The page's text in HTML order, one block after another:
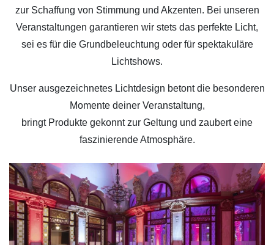
zur Schaffung von Stimmung und Akzenten. Bei unseren
Veranstaltungen garantieren wir stets das perfekte Licht,
sei es für die Grundbeleuchtung oder für spektakuläre
Lichtshows.
Unser ausgezeichnetes Lichtdesign betont die besonderen
Momente deiner Veranstaltung,
bringt Produkte gekonnt zur Geltung und zaubert eine
faszinierende Atmosphäre.